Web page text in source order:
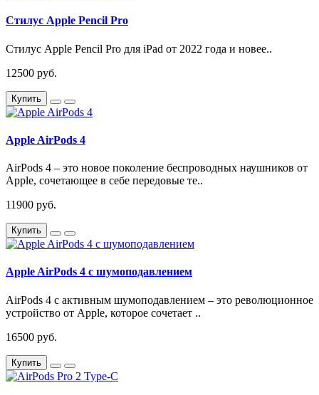
Стилус Apple Pencil Pro
Стилус Apple Pencil Pro для iPad от 2022 года и новее..
12500 руб.
Купить
Apple AirPods 4
AirPods 4 – это новое поколение беспроводных наушников от
Apple, сочетающее в себе передовые те..
11900 руб.
Купить
Apple AirPods 4 с шумоподавлением
AirPods 4 с активным шумоподавлением – это революционное
устройство от Apple, которое сочетает ..
16500 руб.
Купить